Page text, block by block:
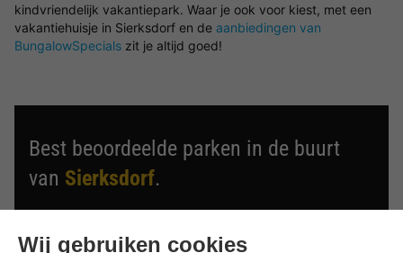
kindvriendelijk vakantiepark. Waar je ook voor kiest, met een
vakantiehuisje in Sierksdorf en de aanbiedingen van
BungalowSpecials zit je altijd goed!
Best beoordeelde parken in de buurt
van Sierksdorf.
die door onze gasten als beste zijn beoordeeld